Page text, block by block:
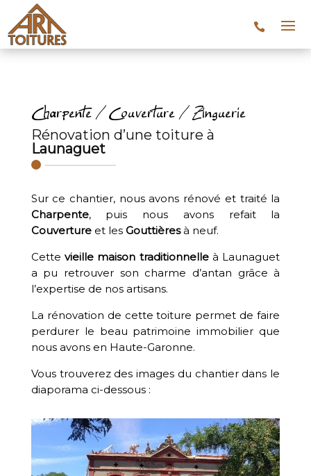
Charpente / Couverture / Zinguerie
Rénovation d’une toiture à
Launaguet
Sur ce chantier, nous avons rénové et traité la
Charpente, puis nous avons refait la
Couvertureet lesGouttièresà neuf.
Cettevieille maison traditionnelleà Launaguet
a pu retrouver son charme d’antan grâce à
l’expertise de nos artisans.
La rénovation de cette toiture permet de faire
perdurer le beau patrimoine immobilier que
nous avons en Haute-Garonne.
Vous trouverez des images du chantier dans le
diaporama ci-dessous :